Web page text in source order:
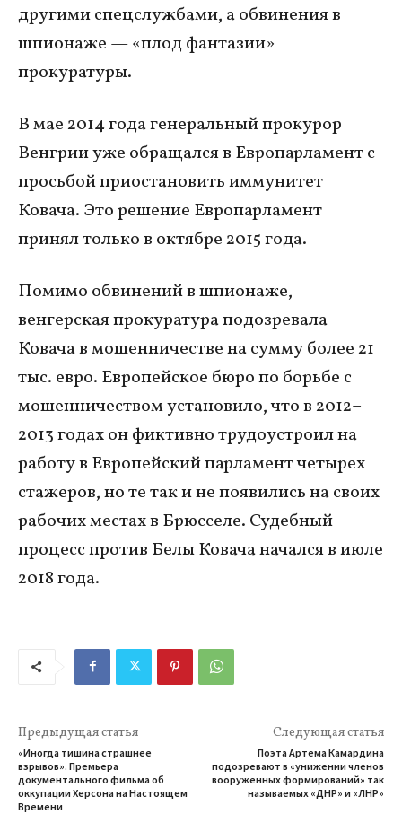
другими спецслужбами, а обвинения в
шпионаже — «плод фантазии»
прокуратуры.
В мае 2014 года генеральный прокурор
Венгрии уже обращался в Европарламент с
просьбой приостановить иммунитет
Ковача. Это решение Европарламент
принял только в октябре 2015 года.
Помимо обвинений в шпионаже,
венгерская прокуратура подозревала
Ковача в мошенничестве на сумму более 21
тыс. евро. Европейское бюро по борьбе с
мошенничеством установило, что в 2012–
2013 годах он фиктивно трудоустроил на
работу в Европейский парламент четырех
стажеров, но те так и не появились на своих
рабочих местах в Брюсселе. Судебный
процесс против Белы Ковача начался в июле
2018 года.
Предыдущая статья
«Иногда тишина страшнее
взрывов». Премьера
документального фильма об
оккупации Херсона на Настоящем
Времени
Следующая статья
Поэта Артема Камардина
подозревают в «унижении членов
вооруженных формирований» так
называемых «ДНР» и «ЛНР»